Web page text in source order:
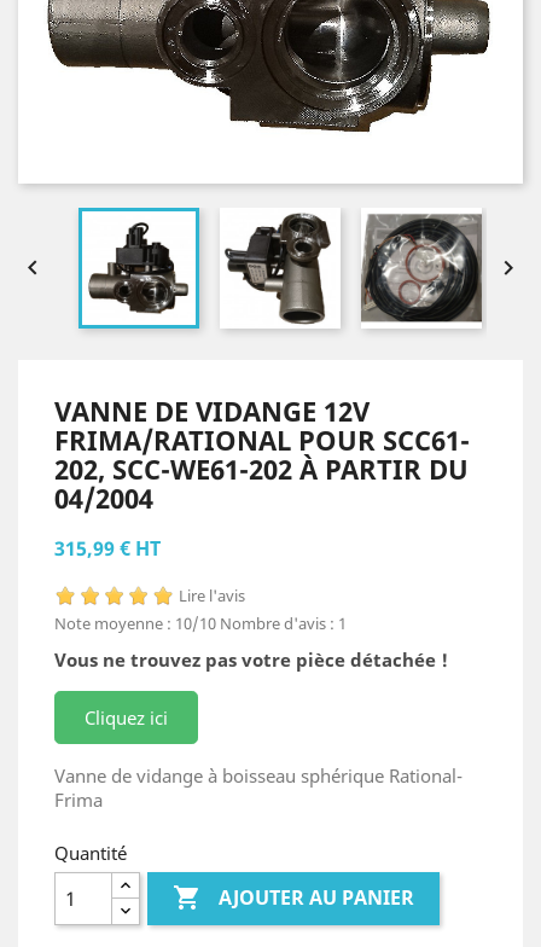
 
VANNE DE VIDANGE 12V
FRIMA/RATIONAL POUR SCC61-
202, SCC-WE61-202 À PARTIR DU
04/2004
315,99 € HT
Lire l'avis
Note moyenne : 10/10 Nombre d'avis : 1
Vous ne trouvez pas votre pièce détachée !
Cliquez ici
Vanne de vidange à boisseau sphérique Rational-
Frima
Quantité
 AJOUTER AU PANIER